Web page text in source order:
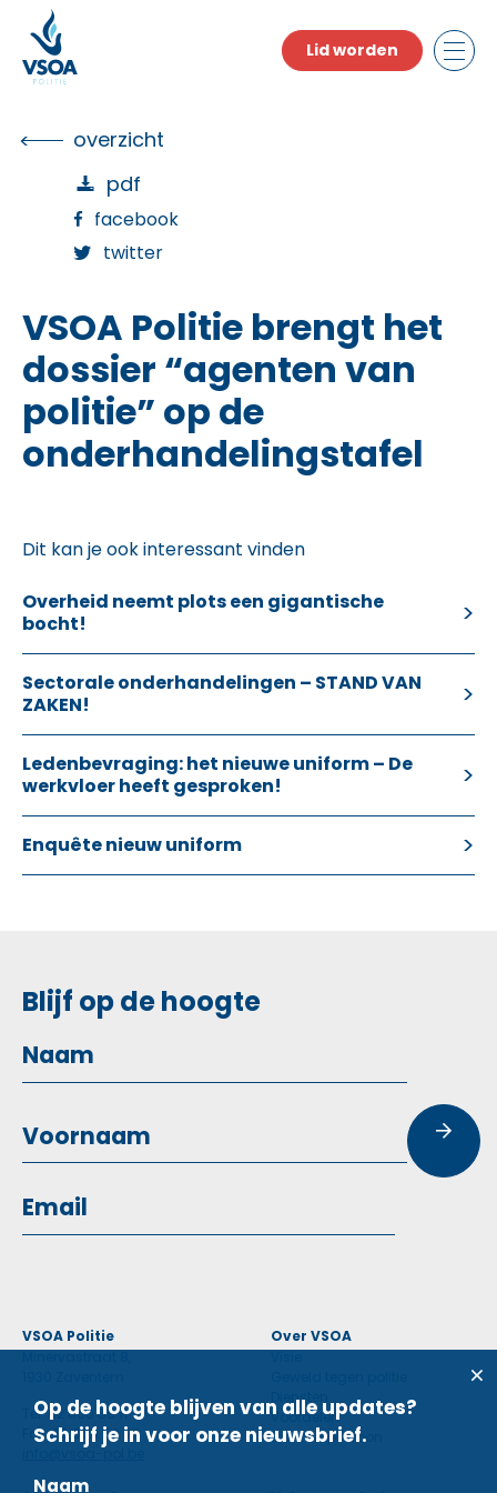
the
content
Lid worden
overzicht
pdf
facebook
twitter
VSOA Politie brengt het
dossier “agenten van
politie” op de
onderhandelingstafel
Dit kan je ook interessant vinden
Overheid neemt plots een gigantische
bocht!
Sectorale onderhandelingen – STAND VAN
ZAKEN!
Ledenbevraging: het nieuwe uniform – De
werkvloer heeft gesproken!
Enquête nieuw uniform
Blijf op de hoogte
VSOA Politie
Tel: 02 660 59 11
Fax: 02 660 50 97
info@vsoa-pol.be
Over VSOA
Diensten
Voordelen
Contactpersoon
Op de hoogte blijven van alle updates?
Schrijf je in voor onze nieuwsbrief.